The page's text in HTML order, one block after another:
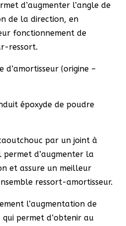
d’augmenter l’angle de
de la direction, en
fonctionnement de
ressort.
d’amortisseur (origine –
époxyde de poudre
par un joint à
d’augmenter la
et assure un meilleur
ressort-amortisseur.
l’augmentation de
qui permet d’obtenir au